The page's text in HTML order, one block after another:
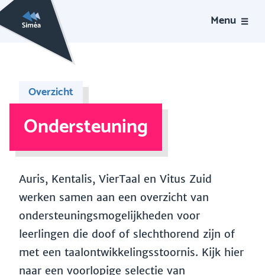
Menu
Overzicht
Ondersteuning
Auris, Kentalis, VierTaal en Vitus Zuid
werken samen aan een overzicht van
ondersteuningsmogelijkheden voor
leerlingen die doof of slechthorend zijn of
met een taalontwikkelingsstoornis. Kijk hier
naar een voorlopige selectie van